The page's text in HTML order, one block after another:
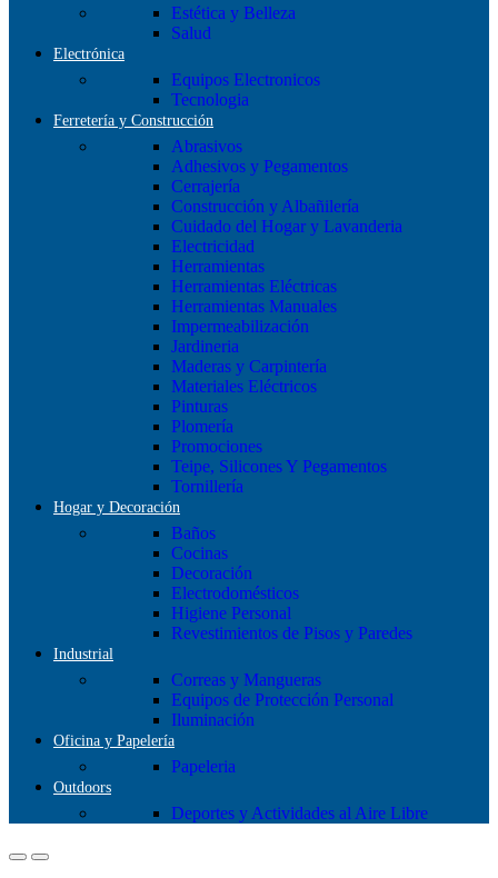
Estética y Belleza
Salud
Electrónica
Equipos Electronicos
Tecnologia
Ferretería y Construcción
Abrasivos
Adhesivos y Pegamentos
Cerrajería
Construcción y Albañilería
Cuidado del Hogar y Lavanderia
Electricidad
Herramientas
Herramientas Eléctricas
Herramientas Manuales
Impermeabilización
Jardineria
Maderas y Carpintería
Materiales Eléctricos
Pinturas
Plomería
Promociones
Teipe, Silicones Y Pegamentos
Tornillería
Hogar y Decoración
Baños
Cocinas
Decoración
Electrodomésticos
Higiene Personal
Revestimientos de Pisos y Paredes
Industrial
Correas y Mangueras
Equipos de Protección Personal
Iluminación
Oficina y Papelería
Papeleria
Outdoors
Deportes y Actividades al Aire Libre